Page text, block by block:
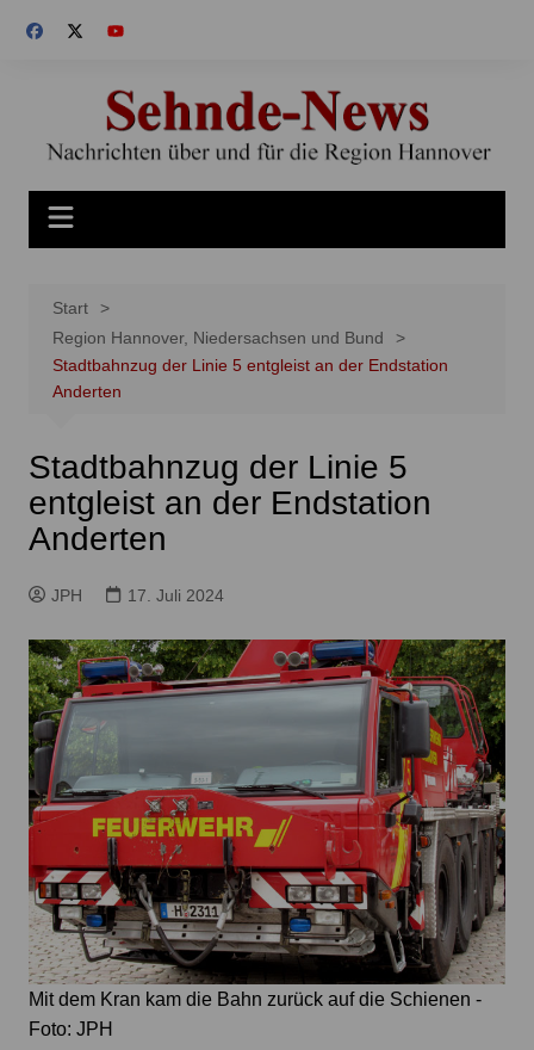
Inhalt
Start
Region Hannover, Niedersachsen und Bund
Stadtbahnzug der Linie 5 entgleist an der Endstation
Anderten
Stadtbahnzug der Linie 5
entgleist an der Endstation
Anderten
JPH 17. Juli 2024
Mit dem Kran kam die Bahn zurück auf die Schienen -
Foto: JPH